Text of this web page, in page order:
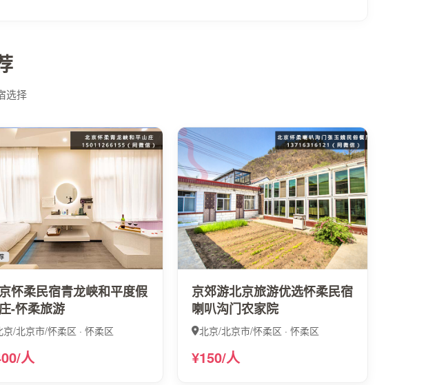
选择
怀柔民宿青龙峡和平度假
-怀柔旅游
京/北京市/怀柔区 · 怀柔区
人
京郊游北京旅游优选怀柔民宿
喇叭沟门农家院
北京/北京市/怀柔区 · 怀柔区
¥150/人